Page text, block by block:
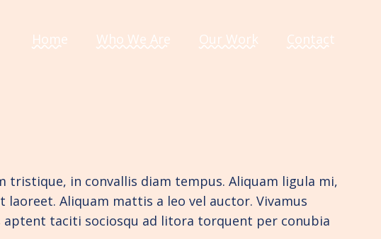
Home Who We Are Our Work Contact
in convallis diam tempus. Aliquam ligula mi,
Aliquam mattis a leo vel auctor. Vivamus
aptent taciti sociosqu ad litora torquent per conubia